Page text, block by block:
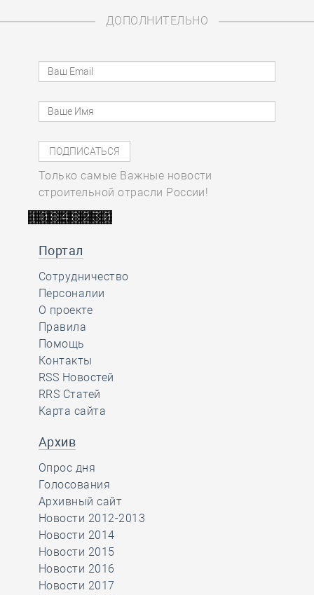
ДОПОЛНИТЕЛЬНО
Только самые Важные новости
строительной отрасли России!
Портал
Сотрудничество
Персоналии
О проекте
Правила
Помощь
Контакты
RSS Новостей
RRS Статей
Карта сайта
Архив
Опрос дня
Голосования
Архивный сайт
Новости 2012-2013
Новости 2014
Новости 2015
Новости 2016
Новости 2017